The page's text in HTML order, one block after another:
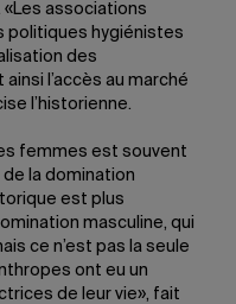
associations
politiques hygiénistes
des
l’accès au marché
l’historienne.
femmes est souvent
la domination
est plus
masculine, qui
ce n’est pas la seule
ont eu un
de leur vie», fait